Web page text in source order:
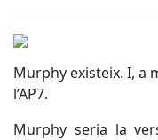
Murphy existeix. I, a
l’AP7.
Murphy seria la